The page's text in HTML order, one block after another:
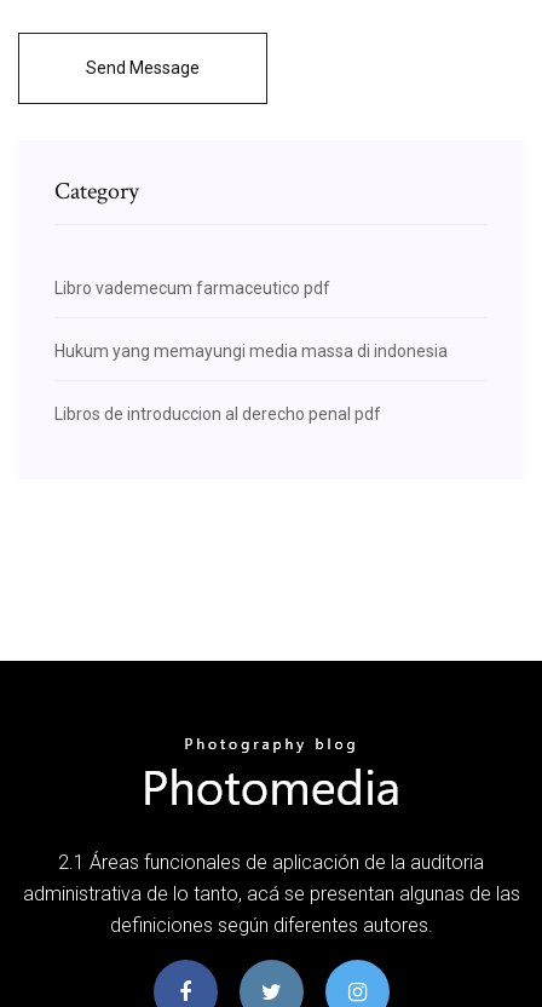
Send Message
Category
Libro vademecum farmaceutico pdf
Hukum yang memayungi media massa di indonesia
Libros de introduccion al derecho penal pdf
2.1 Áreas funcionales de aplicación de la auditoria
administrativa de lo tanto, acá se presentan algunas de las
definiciones según diferentes autores.